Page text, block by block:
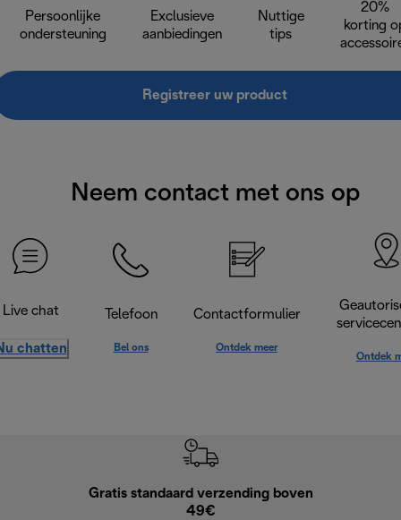
Persoonlijke
ondersteuning
Exclusieve
aanbiedingen
Nuttige
tips
20%
korting
Registreer uw product
Neem contact met ons op
Live chat
chatten
Telefoon
Bel ons
Contactformulier
Ontdek meer
Ontdek
Gratis standaard verzending boven
49€